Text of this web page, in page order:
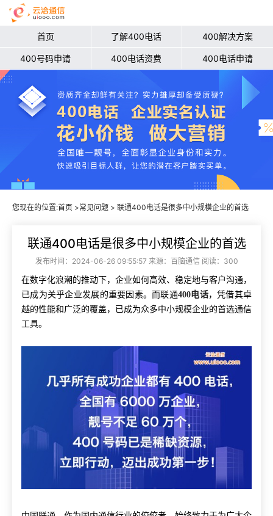
首页 了解400电话 400解决方案
400号码申请 400电话资费 400电话申请
您现在的位置:首页 >常见问题 > 联通400电话是很多中小规模企业的首选
联通400电话是很多中小规模企业的首选
发布时间：2024-06-26 09:55:57 来源：百脑通信 阅读：300
在数字化浪潮的推动下，企业如何高效、稳定地与客户沟通，
已成为关乎企业发展的重要因素。而联通400电话，凭借其卓
越的性能和广泛的覆盖，已成为众多中小规模企业的首选通信
工具。